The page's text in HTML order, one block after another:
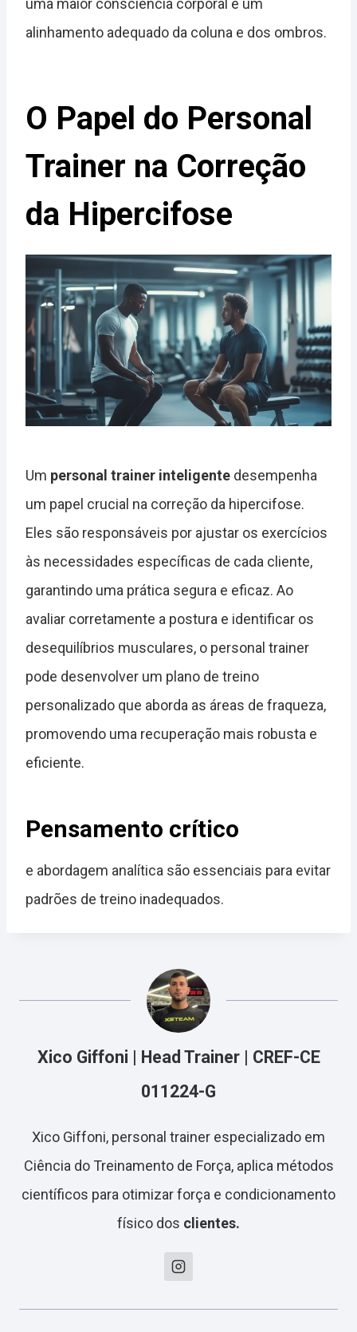
uma maior consciência corporal e um
alinhamento adequado da coluna e dos ombros.
O Papel do Personal
Trainer na Correção
da Hipercifose
Um personal trainer inteligente desempenha
um papel crucial na correção da hipercifose.
Eles são responsáveis por ajustar os exercícios
às necessidades específicas de cada cliente,
garantindo uma prática segura e eficaz. Ao
avaliar corretamente a postura e identificar os
desequilíbrios musculares, o personal trainer
pode desenvolver um plano de treino
personalizado que aborda as áreas de fraqueza,
promovendo uma recuperação mais robusta e
eficiente.
Pensamento crítico
e abordagem analítica são essenciais para evitar
padrões de treino inadequados.
Xico Giffoni | Head Trainer | CREF-CE
011224-G
Xico Giffoni, personal trainer especializado em
Ciência do Treinamento de Força, aplica métodos
científicos para otimizar força e condicionamento
físico dos clientes.